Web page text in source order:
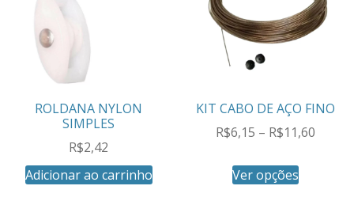
ROLDANA NYLON
SIMPLES
R$2,42
Adicionar ao carrinho
KIT CABO DE AÇO FINO
R$6,15 – R$11,60
Ver opções